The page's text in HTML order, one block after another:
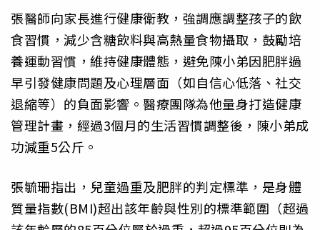
張醫師向家長進行健康衛教，強調應調整孩子的飲
食習慣，減少含糖飲料與高熱量食物攝取，鼓勵培
養運動習慣，維持健康體態，避免陳小弟因肥胖過
早引發健康問題及心理層面（如自信心低落、社交
退縮等）的負面影響。醫療團隊為他量身打造健康
管理計畫，經過3個月的生活習慣調整後，陳小弟成
功減重5公斤。
張毓珊指出，兒童過重及肥胖的判定標準，是身體
質量指數(BMI)超出該年齡與性別的標準範圍（超過